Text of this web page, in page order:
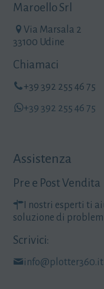
Maroello Srl
Via Marsala 2
33100 Udine
Chiamaci
+39 392 255 46 75
+39 392 255 46 75
Assistenza
Pre e Post Vendita
I nostri esperti ti
soluzione di
Scrivici:
info@plotter360.it